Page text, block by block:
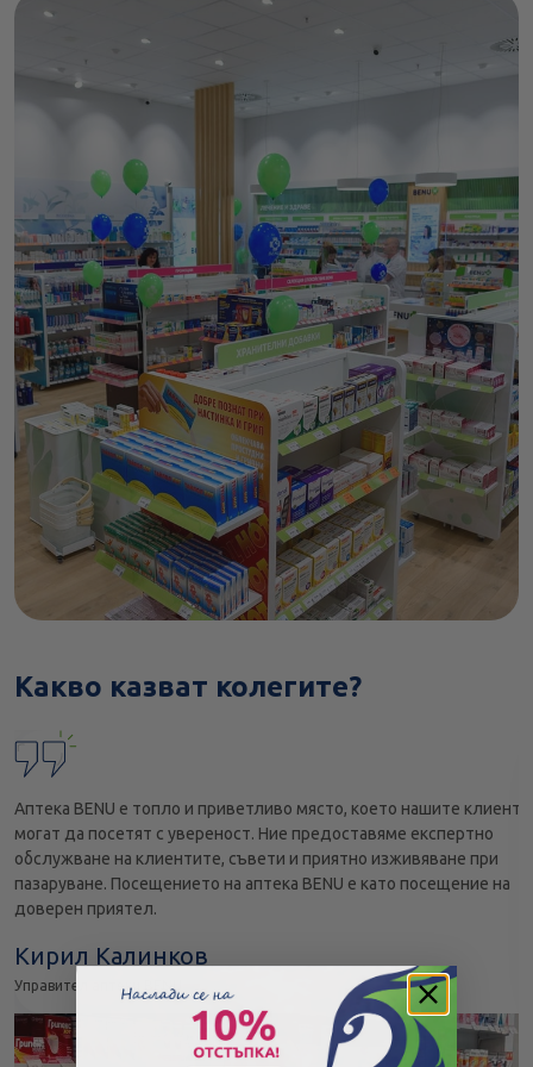
Какво казват колегите?
Аптека BENU е топло и приветливо място, което нашите клиенти
могат да посетят с увереност. Ние предоставяме експертно
обслужване на клиентите, съвети и приятно изживяване при
пазаруване. Посещението на аптека BENU е като посещение на
доверен приятел.
Кирил Калинков
Управител аптеки BENU